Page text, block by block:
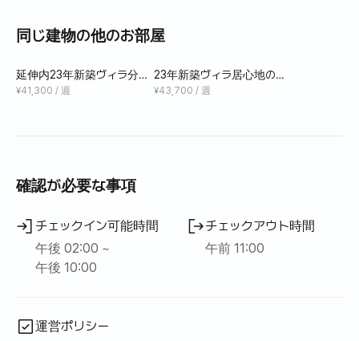
- 北朝鮮山周り道入口徒歩10分
- 23年6月に竣工された新築1.5ルームです。
どこへでも高速移動が可能です。
ーブなどの家具、流し台、台所用具が用意されており、個
人物品のみ持ってきてください。
景色を眺めながらリラックスできます。
あります。
同じ建物の他のお部屋
延伸内23年新築ヴィラ分離
型院ルームフルオプション2
¥41,300 / 週
23年新築ヴィラ居心地の良
い2ルームフルオプション延
¥43,700 / 週
確認が必要な事項
チェックイン可能時間
午後 02:00 ~
午後 10:00
チェックアウト時間
午前 11:00
運営ポリシー